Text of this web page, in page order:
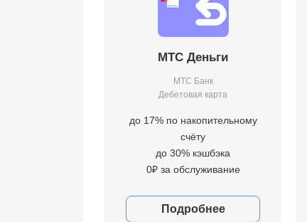
МТС Деньги
МТС Банк
Дебетовая карта
до 17% по накопительному
счёту
до 30% кэшбэка
0₽ за обслуживание
Подробнее